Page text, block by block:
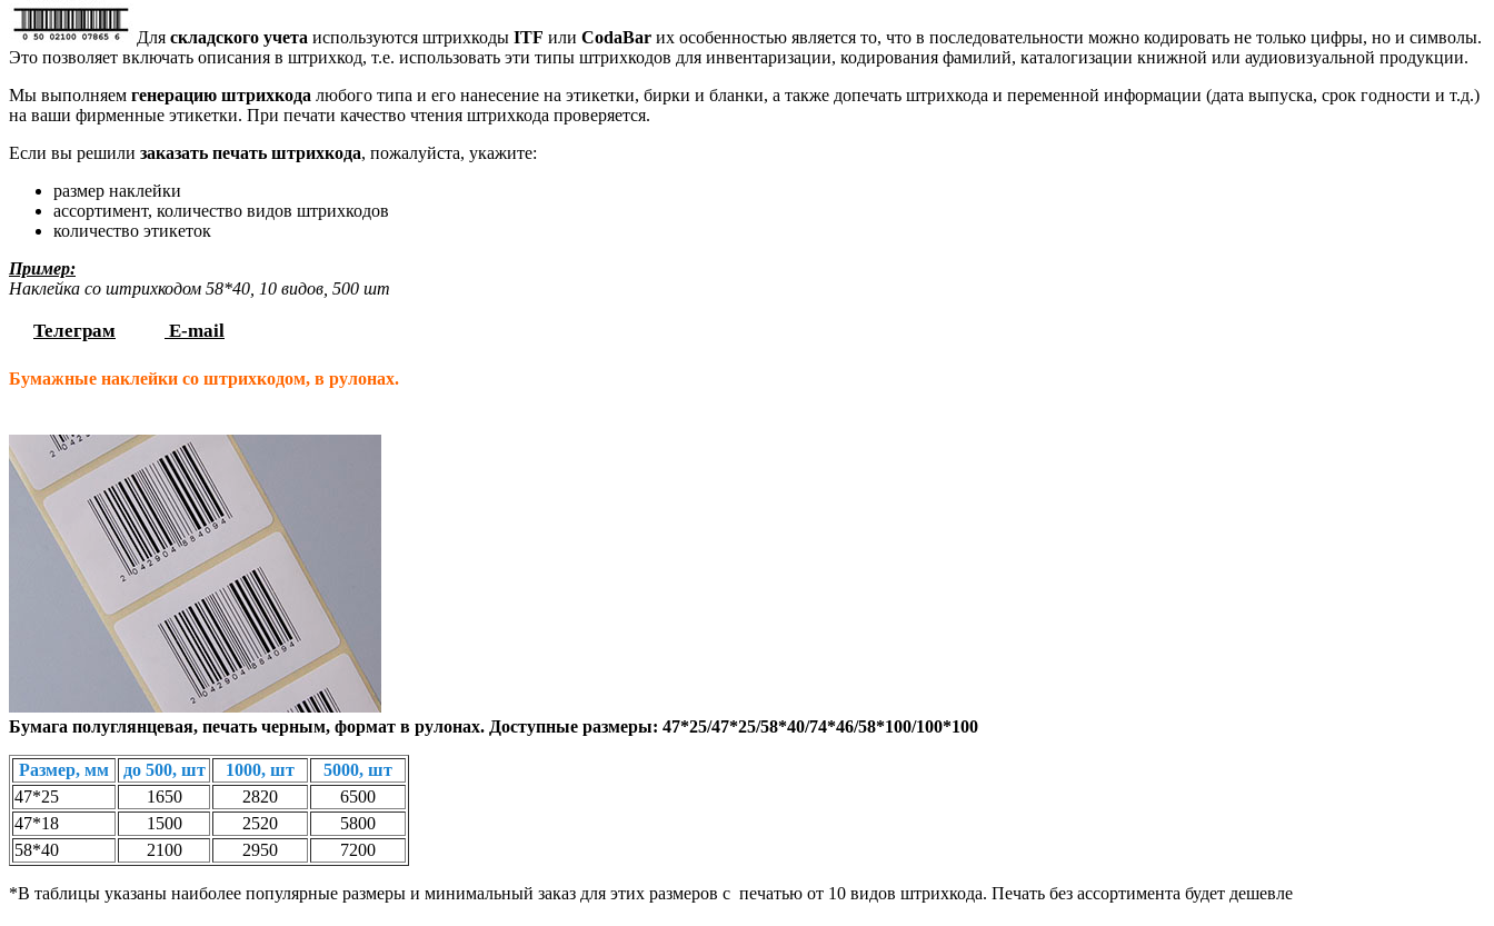
Для складского учета используются штрихкоды ITF или CodaBar их особенностью является то, что в последовательности можно кодировать не только цифры, но и символы.
Это позволяет включать описания в штрихкод, т.е. использовать эти типы штрихкодов для инвентаризации, кодирования фамилий, каталогизации книжной или аудиовизуальной продукции.
Мы выполняем генерацию штрихкода любого типа и его нанесение на этикетки, бирки и бланки, а также допечать штрихкода и переменной информации (дата выпуска, срок годности и т.д.)
на ваши фирменные этикетки. При печати качество чтения штрихкода проверяется.
Если вы решили заказать печать штрихкода, пожалуйста, укажите:
размер наклейки
ассортимент, количество видов штрихкодов
количество этикеток
Пример:
Наклейка со штрихкодом 58*40, 10 видов, 500 шт
Телеграм E-mail
Бумажные наклейки со штрихкодом, в рулонах.
Бумага полуглянцевая, печать черным, формат в рулонах. Доступные размеры: 47*25/47*25/58*40/74*46/58*100/100*100
Размер, мм до 500, шт 1000, шт
5000, шт
47*25
1650 2820
6500
47*18
1500 2520
5800
58*40
2100 2950 7200
*В таблицы указаны наиболее популярные размеры и минимальный заказ для этих размеров с печатью от 10 видов штрихкода. Печать без ассортимента будет дешевле